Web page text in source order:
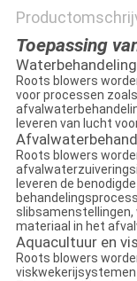
Toepassing
Roots blowers
voor processen
leveren van lucht
Roots blowers
leveren de
slibsamenstellingen,
materiaal in het
Aquacultuur en
Roots blowers